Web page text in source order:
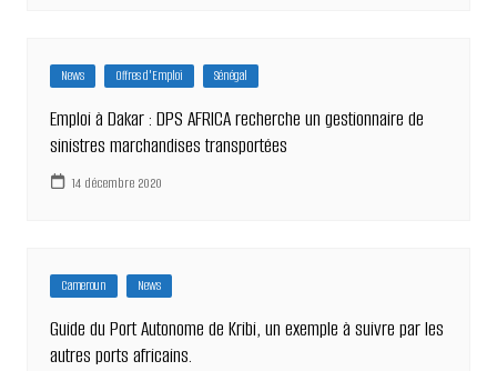
News Offres d'Emploi Sénégal
Emploi à Dakar : DPS AFRICA recherche un gestionnaire de
sinistres marchandises transportées
14 décembre 2020
Cameroun News
Guide du Port Autonome de Kribi, un exemple à suivre par les
autres ports africains.